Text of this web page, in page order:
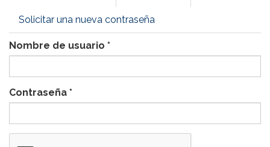
activa)
Solicitar una nueva contraseña
Nombre de usuario *
Contraseña *